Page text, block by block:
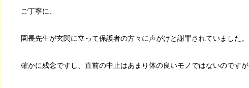
ご丁寧に、
園長先生が玄関に立って保護者の方々に声がけと謝罪されていました。
確かに残念ですし、直前の中止はあまり体の良いモノではないのですが